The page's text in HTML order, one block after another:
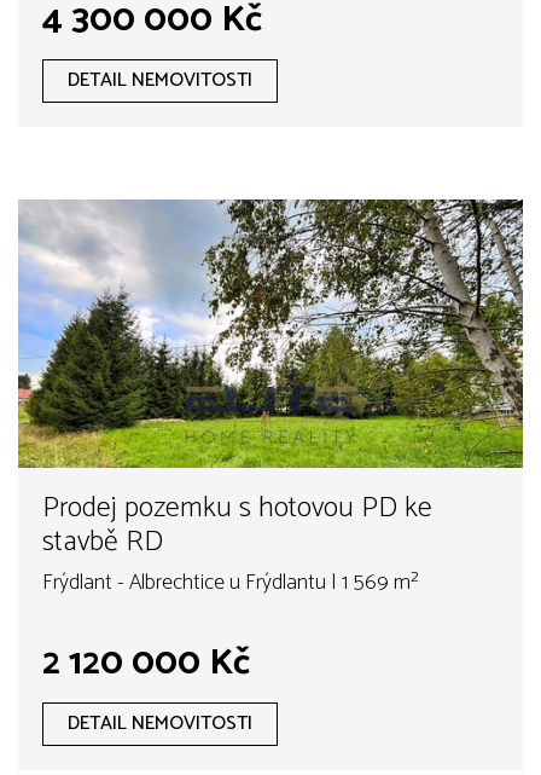
4 300 000 Kč
DETAIL NEMOVITOSTI
Prodej pozemku s hotovou PD ke
stavbě RD
Frýdlant - Albrechtice u Frýdlantu | 1 569 m²
2 120 000 Kč
DETAIL NEMOVITOSTI